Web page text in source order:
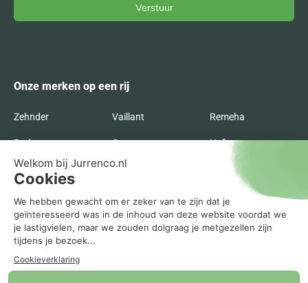
Verstuur
Onze merken op een rij
Zehnder Vaillant Remeha
Radson Orcon Nefit
Itho Daalderop Inventum Intergas
Bosch AWB ATAG
Agpo Ferroli